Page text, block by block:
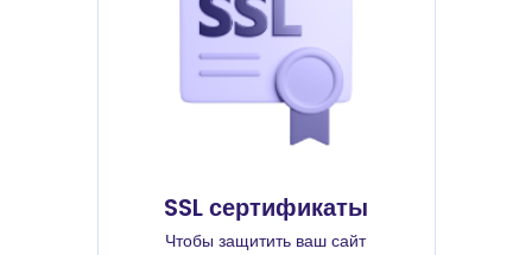
SSL сертификаты
Чтобы защитить ваш сайт